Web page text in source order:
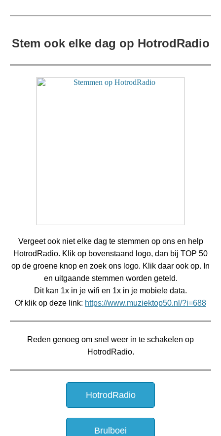
Stem ook elke dag op HotrodRadio
Vergeet ook niet elke dag te stemmen op ons en help
HotrodRadio. Klik op bovenstaand logo, dan bij TOP 50
op de groene knop en zoek ons logo. Klik daar ook op. In
en uitgaande stemmen worden geteld.
Dit kan 1x in je wifi en 1x in je mobiele data.
Of klik op deze link: https://www.muziektop50.nl/?i=688
Reden genoeg om snel weer in te schakelen op
HotrodRadio.
HotrodRadio
Brulboei